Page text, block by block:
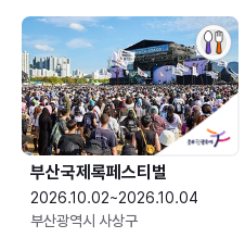
부산국제록페스티벌
2026.10.02~2026.10.04
부산광역시 사상구